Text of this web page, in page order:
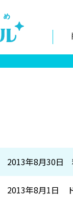
2013年8月30日
2013年8月1日